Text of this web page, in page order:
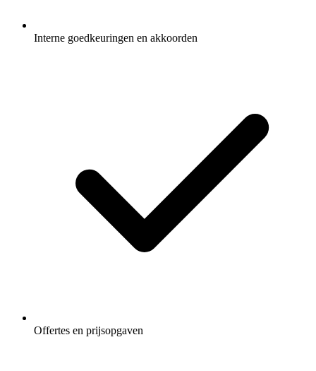
Interne goedkeuringen en akkoorden
Offertes en prijsopgaven